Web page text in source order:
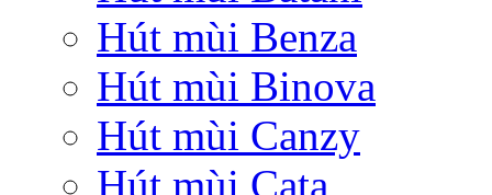
Hút mùi Benza
Hút mùi Binova
Hút mùi Canzy
Hút mùi Cata